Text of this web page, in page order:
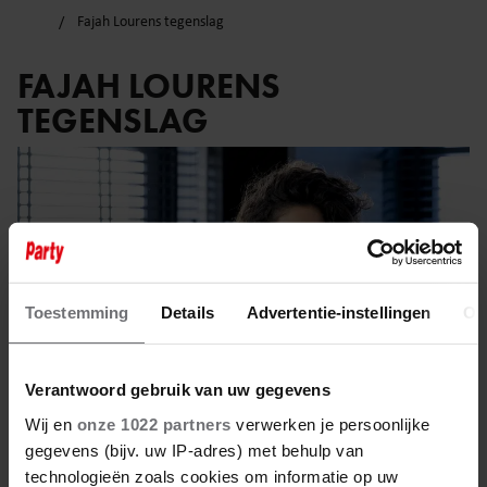
Toestemming Details Advertentie-instellingen
Verantwoord gebruik van uw gegevens
Wij en onze 1022 partners verwerken je persoonlijke
gegevens (bijv. uw IP-adres) met behulp van
technologieën zoals cookies om informatie op uw
Fajah Lourens tegenslag
FAJAH LOURENS
TEGENSLAG